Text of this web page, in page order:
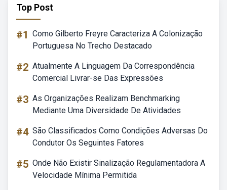
Top Post
#1 Como Gilberto Freyre Caracteriza A Colonização
Portuguesa No Trecho Destacado
#2 Atualmente A Linguagem Da Correspondência
Comercial Livrar-se Das Expressões
#3 As Organizações Realizam Benchmarking
Mediante Uma Diversidade De Atividades
#4 São Classificados Como Condições Adversas Do
Condutor Os Seguintes Fatores
#5 Onde Não Existir Sinalização Regulamentadora A
Velocidade Mínima Permitida